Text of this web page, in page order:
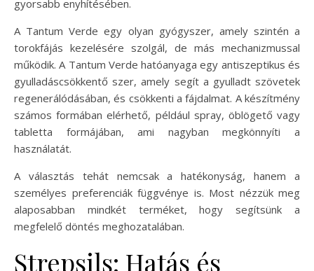
gyorsabb enyhítésében.
A Tantum Verde egy olyan gyógyszer, amely szintén a
torokfájás kezelésére szolgál, de más mechanizmussal
működik. A Tantum Verde hatóanyaga egy antiszeptikus és
gyulladáscsökkentő szer, amely segít a gyulladt szövetek
regenerálódásában, és csökkenti a fájdalmat. A készítmény
számos formában elérhető, például spray, öblögető vagy
tabletta formájában, ami nagyban megkönnyíti a
használatát.
A választás tehát nemcsak a hatékonyság, hanem a
személyes preferenciák függvénye is. Most nézzük meg
alaposabban mindkét terméket, hogy segítsünk a
megfelelő döntés meghozatalában.
Strepsils: Hatás és